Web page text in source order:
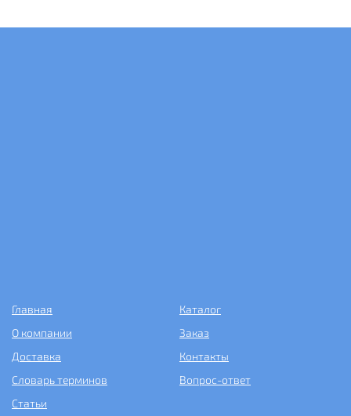
Главная
Каталог
О компании
Заказ
Доставка
Контакты
Словарь терминов
Вопрос-ответ
Статьи